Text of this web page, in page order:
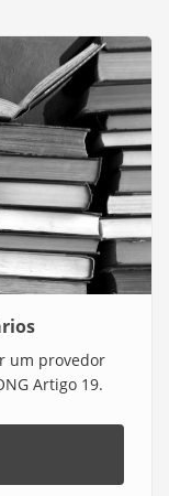
um provedor
Artigo 19.